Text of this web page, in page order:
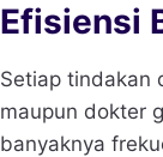
Efisiensi
Setiap tindakan
maupun dokter
banyaknya